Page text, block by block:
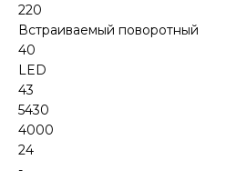
220
Встраиваемый поворотный
40
LED
43
5430
4000
24
-